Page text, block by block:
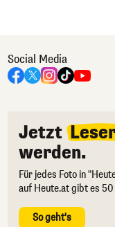
Social Media
Jetzt
werden.
Für jedes Foto in
auf Heute.at gibt es 50
So geht's